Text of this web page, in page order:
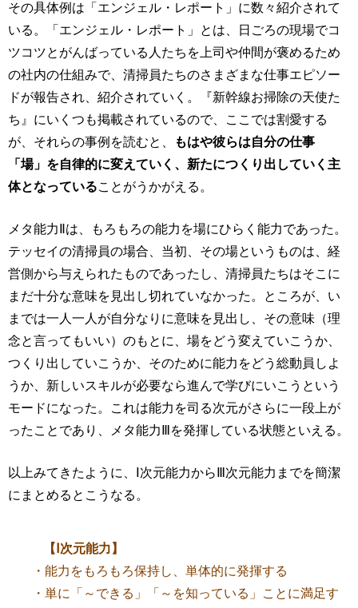
その具体例は「エンジェル・レポート」に数々紹介されて
いる。「エンジェル・レポート」とは、日ごろの現場でコ
ツコツとがんばっている人たちを上司や仲間が褒めるため
の社内の仕組みで、清掃員たちのさまざまな仕事エピソー
ドが報告され、紹介されていく。『新幹線お掃除の天使た
ち』にいくつも掲載されているので、ここでは割愛する
が、それらの事例を読むと、
もはや彼らは自分の仕事
「場」を自律的に変えていく、新たにつくり出していく主
体となっていることがうかがえる。
メタ能力Ⅱは、もろもろの能力を場にひらく能力であった。
テッセイの清掃員の場合、当初、その場というものは、経
営側から与えられたものであったし、清掃員たちはそこに
まだ十分な意味を見出し切れていなかった。ところが、い
までは一人一人が自分なりに意味を見出し、その意味（理
念と言ってもいい）のもとに、場をどう変えていこうか、
つくり出していこうか、そのために能力をどう総動員しよ
うか、新しいスキルが必要なら進んで学びにいこうという
モードになった。これは能力を司る次元がさらに一段上が
ったことであり、メタ能力Ⅲを発揮している状態といえる。
以上みてきたように、Ⅰ次元能力からⅢ次元能力までを簡潔
にまとめるとこうなる。
【Ⅰ次元能力】
・能力をもろもろ保持し、単体的に発揮する
・単に「～できる」「～を知っている」ことに満足す